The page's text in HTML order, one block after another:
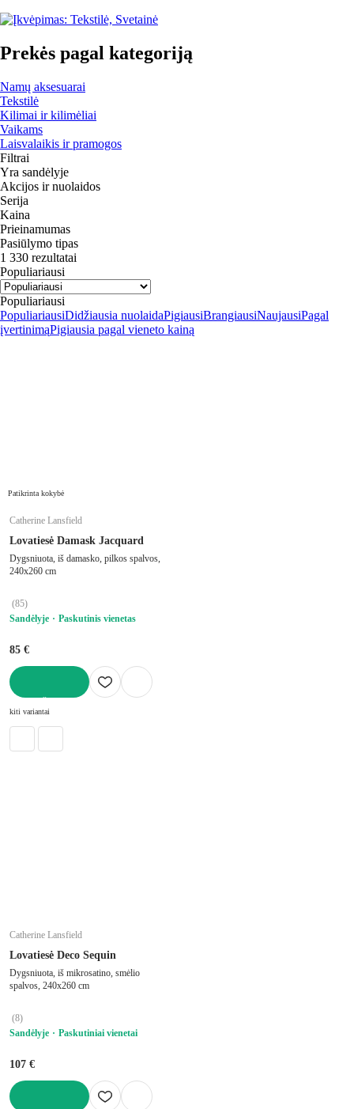
Prekės pagal kategoriją
Namų aksesuarai
Tekstilė
Kilimai ir kilimėliai
Vaikams
Laisvalaikis ir pramogos
Filtrai
Yra sandėlyje
Akcijos ir nuolaidos
Serija
Kaina
Prieinamumas
Pasiūlymo tipas
1 330 rezultatai
Populiariausi
Populiariausi
PopuliariausiDidžiausia nuolaidaPigiausiBrangiausiNaujausiPagal
įvertinimąPigiausia pagal vieneto kainą
Patikrinta kokybė
Catherine Lansfield
Lovatiesė Damask Jacquard
Dygsniuota, iš damasko, pilkos spalvos,
240x260 cm
(85)
Sandėlyje
Paskutinis vienetas
85 €
kiti variantai
Catherine Lansfield
Lovatiesė Deco Sequin
Dygsniuota, iš mikrosatino, smėlio
spalvos, 240x260 cm
(8)
Sandėlyje
Paskutiniai vienetai
107 €